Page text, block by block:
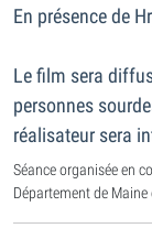
En présence de
Le film sera
personnes
réalisateur sera
Séance organisée en
Département de